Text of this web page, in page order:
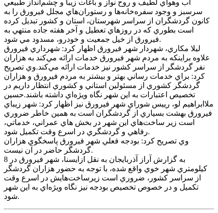
آب وهواي لطيف و روح نواز و باغات زيبا و چشم‌انداز طبيعي
سرسبز و وجود سفره‌خانه‌ها و رستوران‌هاي مجلل فيرورق را به
کانون گردشگران از سراسر شهرستان، استان و کشور تبديل کرده
است بطوري که در روزهاي تعطيل و آخر هفته جاده منتهي به
فيرورق از خيل جمعيت و خودرو، مسدود مي شود.
ليلا مکاري، شهردار شهر فيرورق اظهار کرد: شهرداري فيرورق
علاوه براينکه به مردم شهر فيرورق خدمات ارائه مي‌کند به هزاران
نفر گردشگر از سراسر کشور نيز خدمات ارائه مي‌کند.وي تصريح
کرد: براي خدمات رساني بهتر و بيشتر به مردم فيرورق و هزاران
گردشگر کشوري از مسئولين استاني و کشوري انتظار داريم در
تخصيص اعتبارات به اين شهر نگاه ويژه‌اي داشته باشند.حسين
ملاابراهيم لو، رييس شوراي شهر فيرورق نيز اظهار کرد: شهر زيباي
فيرورق بهشت بسياري از گردشگران است به همين خاطر ضروري
است زير ساخت‌هاي اين شهر در بخش هاي عمراني، خدماتي،
رفاهي و گردشگري در اسرع وقت تکميل شود.
وي تصريح کرد: بودجه فعلي شهر فيرورق پاسخگوي هزاران
گردشگر حاضر در آن نيست.
به گزارش آراز آذربايجان به نقل ازايسنا، شهر فيرورق در 8
کيلومتري شهر خوي واقع شده، با توجه به حضور هزاران گردشگر
از سراسر کشور، ضروري است زيرساخت‌هايش در اسرع وقت
تکميل و در خصوص تخصيص بودجه نيز نگاه ويژه‌اي به اين شهر
شود.